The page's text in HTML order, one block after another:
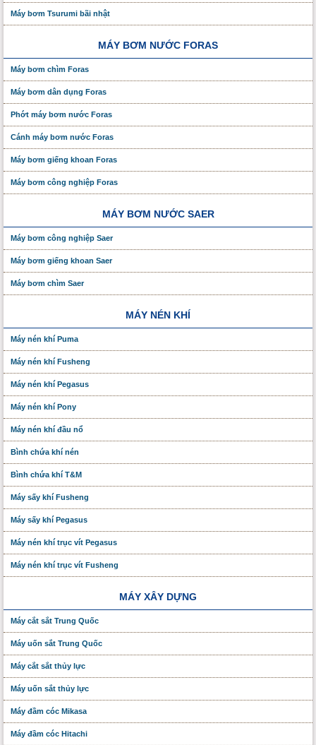
Máy bơm Tsurumi bãi nhật
MÁY BƠM NƯỚC FORAS
Máy bơm chìm Foras
Máy bơm dân dụng Foras
Phớt máy bơm nước Foras
Cánh máy bơm nước Foras
Máy bơm giếng khoan Foras
Máy bơm công nghiệp Foras
MÁY BƠM NƯỚC SAER
Máy bơm công nghiệp Saer
Máy bơm giếng khoan Saer
Máy bơm chìm Saer
MÁY NÉN KHÍ
Máy nén khí Puma
Máy nén khí Fusheng
Máy nén khí Pegasus
Máy nén khí Pony
Máy nén khí đầu nổ
Bình chứa khí nén
Bình chứa khí T&M
Máy sấy khí Fusheng
Máy sấy khí Pegasus
Máy nén khí trục vít Pegasus
Máy nén khí trục vít Fusheng
MÁY XÂY DỰNG
Máy cắt sắt Trung Quốc
Máy uốn sắt Trung Quốc
Máy cắt sắt thủy lực
Máy uốn sắt thủy lực
Máy đầm cóc Mikasa
Máy đầm cóc Hitachi